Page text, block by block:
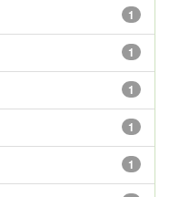
1
1
1
1
1